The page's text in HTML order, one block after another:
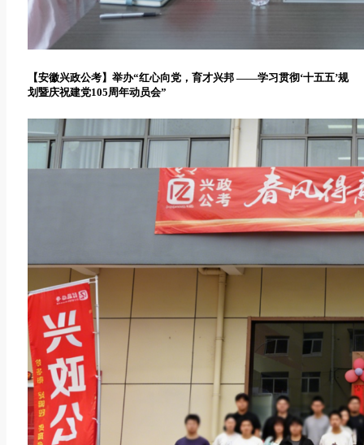
【安徽兴政公考】举办“红心向党，育才兴邦 ——学习贯彻‘十五五’规
划暨庆祝建党105周年动员会”